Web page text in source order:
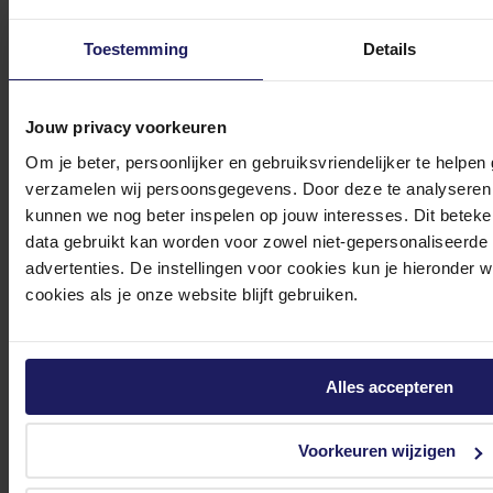
Toestemming Details
Jouw privacy voorkeuren
Om je beter, persoonlijker en gebruiksvriendelijker te
verzamelen wij persoonsgegevens. Door deze te
kunnen we nog beter inspelen op jouw interesses. Dit
data gebruikt kan worden voor zowel niet-
advertenties. De instellingen voor cookies kun je hieronder
cookies als je onze website blijft gebruiken.
Alles accepteren
Voorkeuren wijzigen
Heb je vragen over onze producten, diensten of service? Onze deskundige
Onze klantenservice is via mail bereikbaar van maandag t/m vrijdag van 09.00
tot 17.00 uur en op zaterdag van 10.00 tot 15.00 uur.